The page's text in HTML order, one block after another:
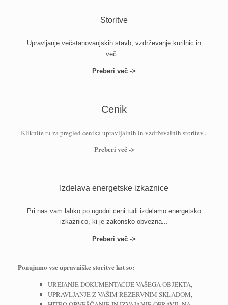
Storitve
Upravljanje večstanovanjskih stavb, vzdrževanje kurilnic in
več...
Preberi več ->
Cenik
Kliknite tu za pregled cenika upravljalnih in vzdrževalnih storitev...
Preberi več ->
Izdelava energetske izkaznice
Pri nas vam lahko po ugodni ceni tudi izdelamo energetsko
izkaznico, ki je zakonsko obvezna...
Preberi več ->
Ponujamo vse upravniške storitve kot so:
UREJANJE DOKUMENTACIJE VAŠEGA OBJEKTA,
UPRAVLJANJE Z VAŠIM REZERVNIM SKLADOM,